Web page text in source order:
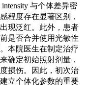
与个体差异密
程度存在显著区别，
现泛红。此外，患者
是否合并使用光敏性
本院医生在制定治疗
确定初始照射剂量，
损伤。因此，初次治
立个体化参数的重要